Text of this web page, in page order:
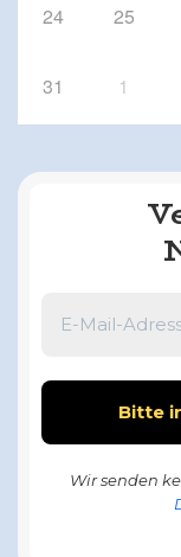
24 25
31 1
Wir senden